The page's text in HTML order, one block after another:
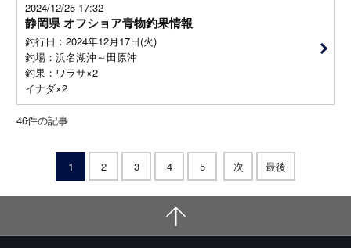
2024/12/25 17:32
静岡県 オフショア青物釣果情報
釣行日：2024年12月17日(火)
釣場：浜名湖沖～田原沖
釣果：ワラサ×2
イナダ×2
46件の記事
1 2 3 4 5 次 最後